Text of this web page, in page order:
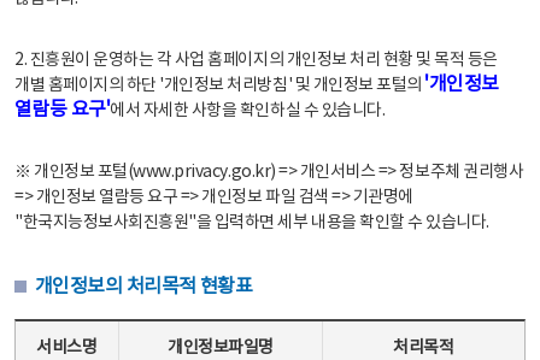
2. 진흥원이 운영하는 각 사업 홈페이지의 개인정보 처리 현황 및 목적 등은
개별 홈페이지의 하단 '개인정보 처리방침' 및 개인정보 포털의 '개인정보
열람등 요구'에서 자세한 사항을 확인하실 수 있습니다.
※ 개인정보 포털(www.privacy.go.kr) => 개인서비스 => 정보주체 권리행사
=> 개인정보 열람등 요구 => 개인정보 파일 검색 => 기관명에
"한국지능정보사회진흥원"을 입력하면 세부 내용을 확인할 수 있습니다.
개인정보의 처리목적 현황표
서비스명 개인정보파일명 처리목적